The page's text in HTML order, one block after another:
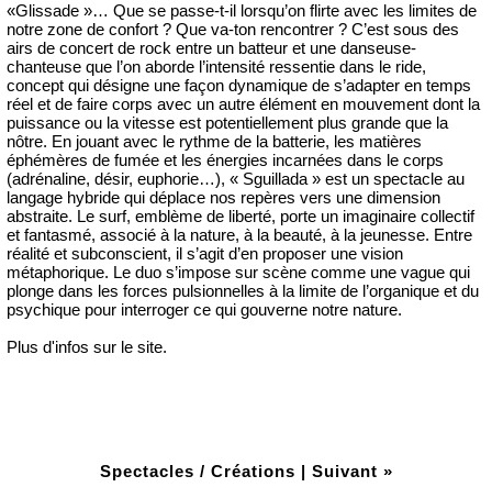
«Glissade »… Que se passe-t-il lorsqu’on flirte avec les limites de
notre zone de confort ? Que va-ton rencontrer ? C’est sous des
airs de concert de rock entre un batteur et une danseuse-
chanteuse que l’on aborde l’intensité ressentie dans le ride,
concept qui désigne une façon dynamique de s’adapter en temps
réel et de faire corps avec un autre élément en mouvement dont la
puissance ou la vitesse est potentiellement plus grande que la
nôtre. En jouant avec le rythme de la batterie, les matières
éphémères de fumée et les énergies incarnées dans le corps
(adrénaline, désir, euphorie…), « Sguillada » est un spectacle au
langage hybride qui déplace nos repères vers une dimension
abstraite. Le surf, emblème de liberté, porte un imaginaire collectif
et fantasmé, associé à la nature, à la beauté, à la jeunesse. Entre
réalité et subconscient, il s’agit d’en proposer une vision
métaphorique. Le duo s’impose sur scène comme une vague qui
plonge dans les forces pulsionnelles à la limite de l’organique et du
psychique pour interroger ce qui gouverne notre nature.
Plus d'infos sur le site.
Spectacles / Créations | Suivant »